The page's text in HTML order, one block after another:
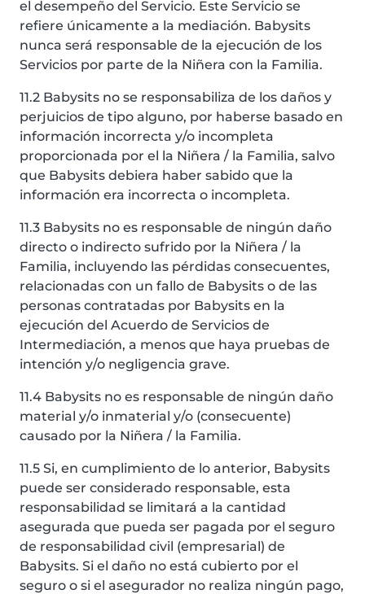
el desempeño del Servicio. Este Servicio se
refiere únicamente a la mediación. Babysits
nunca será responsable de la ejecución de los
Servicios por parte de la Niñera con la Familia.
11.2 Babysits no se responsabiliza de los daños y
perjuicios de tipo alguno, por haberse basado en
información incorrecta y/o incompleta
proporcionada por el la Niñera / la Familia, salvo
que Babysits debiera haber sabido que la
información era incorrecta o incompleta.
11.3 Babysits no es responsable de ningún daño
directo o indirecto sufrido por la Niñera / la
Familia, incluyendo las pérdidas consecuentes,
relacionadas con un fallo de Babysits o de las
personas contratadas por Babysits en la
ejecución del Acuerdo de Servicios de
Intermediación, a menos que haya pruebas de
intención y/o negligencia grave.
11.4 Babysits no es responsable de ningún daño
material y/o inmaterial y/o (consecuente)
causado por la Niñera / la Familia.
11.5 Si, en cumplimiento de lo anterior, Babysits
puede ser considerado responsable, esta
responsabilidad se limitará a la cantidad
asegurada que pueda ser pagada por el seguro
de responsabilidad civil (empresarial) de
Babysits. Si el daño no está cubierto por el
seguro o si el asegurador no realiza ningún pago,